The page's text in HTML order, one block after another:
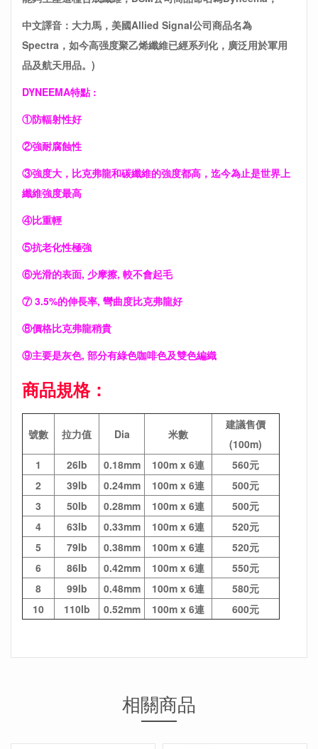
中文譯音：大力馬，美國Allied Signal公司商品名為
Spectra，如今高强度聚乙烯纖維已經系列化，廣泛用於軍用
品及航天用品。)
DYNEEMA特點 :
①防輻射性好
②強耐腐蝕性
③強度大，比克弗龍和碳纖維的強度都高，迄今為止是世界上
纖維強度最高
④比重輕
⑤抗老化性極強
⑥光滑的表面, 少摩擦, 較不會起毛
⑦ 3.5%的伸長率, 彎曲度比克弗龍好
⑧價格比克弗龍稍貴
⑨主要是灰色, 部分有綠色咖啡色及雙色編織
商品規格：
號數 拉力值 Dia 米數
建議售價
(100m)
1
26lb 0.18mm 100m x 6連
560元
2
39lb 0.24mm 100m x 6連
500元
3
50lb 0.28mm 100m x 6連
500元
4
63lb 0.33mm 100m x 6連
520元
5
79lb 0.38mm 100m x 6連
520元
6
86lb 0.42mm 100m x 6連
550元
8
99lb 0.48mm 100m x 6連
580元
10
110lb 0.52mm 100m x 6連 600元
相關商品